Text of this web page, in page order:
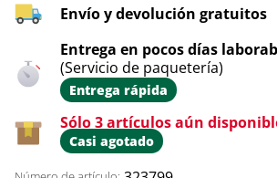
Envío y devolución gratuitos
Entrega en pocos días
(Servicio de paquetería)
Entrega rápida
Sólo 3 artículos aún
Casi agotado